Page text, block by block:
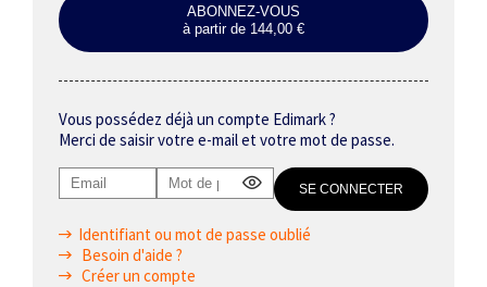
ABONNEZ-VOUS
à partir de 144,00 €
Vous possédez déjà un compte Edimark ?
Merci de saisir votre e-mail et votre mot de passe.
Identifiant ou mot de passe oublié
Besoin d'aide ?
Créer un compte